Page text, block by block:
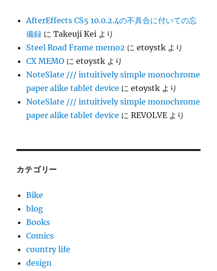
AfterEffects CS5 10.0.2.4の不具合に付いての忘
備録 にTakeuji Kei より
Steel Road Frame memo2 にetoystk より
CX MEMO にetoystk より
NoteSlate /// intuitively simple monochrome
paper alike tablet device にetoystk より
NoteSlate /// intuitively simple monochrome
paper alike tablet device にREVOLVE より
カテゴリー
Bike
blog
Books
Comics
country life
design